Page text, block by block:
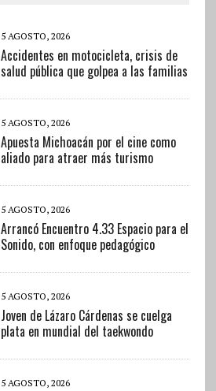
5 AGOSTO, 2026
Accidentes en motocicleta, crisis de
salud pública que golpea a las familias
5 AGOSTO, 2026
Apuesta Michoacán por el cine como
aliado para atraer más turismo
5 AGOSTO, 2026
Arrancó Encuentro 4.33 Espacio para el
Sonido, con enfoque pedagógico
5 AGOSTO, 2026
Joven de Lázaro Cárdenas se cuelga
plata en mundial del taekwondo
5 AGOSTO, 2026